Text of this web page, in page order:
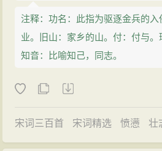
注释：功名：此指为驱逐金兵的
业。旧山：家乡的山。付：付与。
知音：比喻知己，同志。
宋词三百首 宋词精选 愤懑 壮